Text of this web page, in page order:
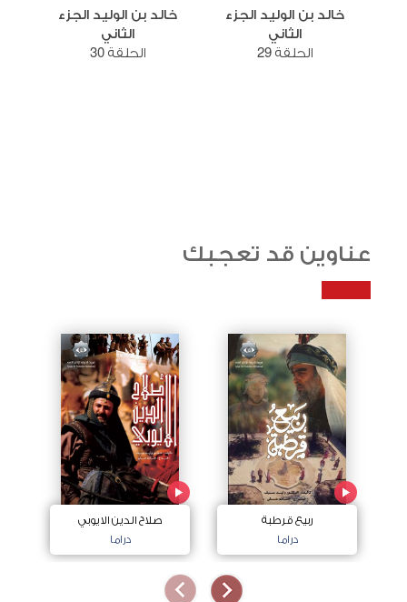
خالد بن الوليد الجزء
الثاني
الحلقة 29
خالد بن الوليد الجزء
الثاني
الحلقة 30
عناوين قد تعجبك
ربيع قرطبة
دراما
صلاح الدين الايوبي
دراما